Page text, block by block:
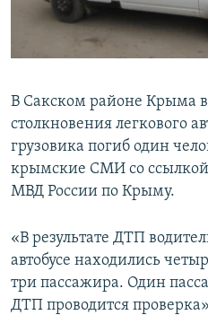
ПОБЕДИТЕЛЕЙ НЕ СУДЯТ?
КРЫМ.НЕПОКОРЕННЫЙ
УКРАИНСКАЯ ПРОБЛЕМА КРЫМА
ПРИСОЕДИНЯЙТЕСЬ!
Все сайты RFE/RL
В Сакском районе Крыма в
столкновения легкового
грузовика погиб один
крымские СМИ со
МВД России по Крыму.
«В результате ДТП
автобусе находились
три пассажира. Один
ДТП проводится